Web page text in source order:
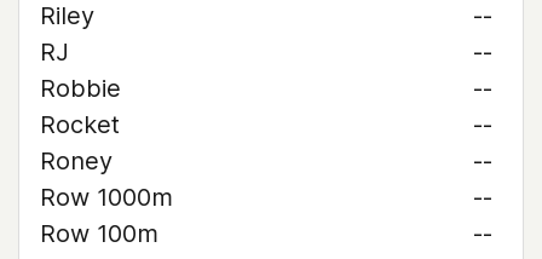
Riley
--
RJ
--
Robbie
--
Rocket
--
Roney
--
Row 1000m
--
Row 100m
--